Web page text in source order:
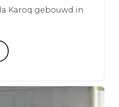
Karoq gebouwd in